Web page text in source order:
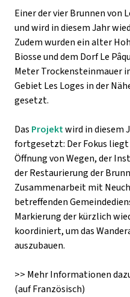
Einer der vier Brunnen von
und wird in diesem Jahr
Zudem wurden ein alter
Biosse und dem Dorf Le
Meter Trockensteinmauer
Gebiet Les Loges in der
gesetzt.
Das Projektwird in diesem
fortgesetzt: Der Fokus
Öffnung von Wegen, der
der Restaurierung der
Zusammenarbeit mit
betreffenden
Markierung der kürzlich
koordiniert, um das
auszubauen.
>> Mehr Informationen
(auf Französisch)